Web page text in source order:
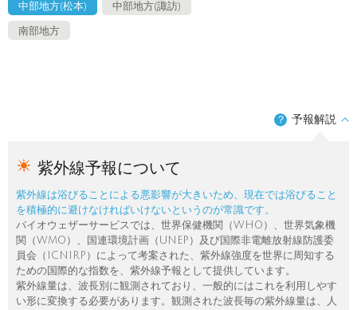
中部地方(松本) 中部地方(諏訪)
南部地方
？ 予報解説
紫外線予報について
紫外線は浴びることによる悪影響が大きいため、現在では浴びること
を積極的に避けなければいけないというのが常識です。
バイオウェザーサービスでは、世界保健機関（WHO）、世界気象機
関（WMO）、国連環境計画（UNEP）及び国際非電離放射線防護委
員会（ICNIRP）によって考案された、紫外線強度を世界に周知する
ための国際的な指数を、紫外線予報として提供しています。
紫外線量は、波長別に観測されており、一般的にはこれを利用しやす
い形に変換する必要があります。観測された波長毎の紫外線量は、人